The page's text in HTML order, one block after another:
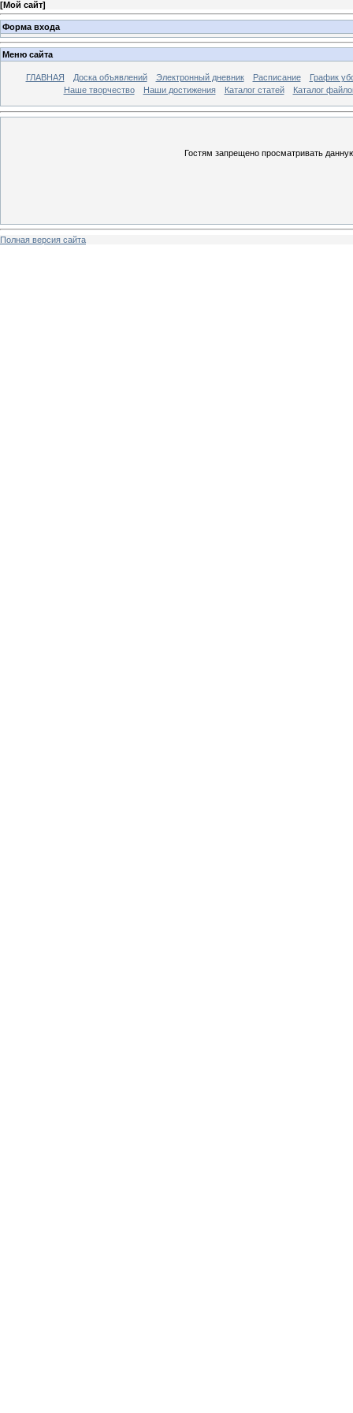
[Мой сайт]
Форма входа
Меню сайта
ГЛАВНАЯ Доска объявлений Электронный дневник Расписание
График
Наше творчество
Наши достижения Каталог статей Каталог
Гостям запрещено просматривать
Полная версия сайта